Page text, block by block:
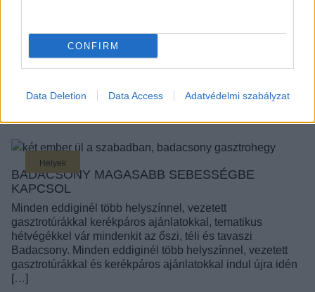
CONFIRM
Data Deletion Data Access Adatvédelmi szabályzat
hegyoldal, és összeállt az őszi Gasztrohegy elképesztően
színes erdei menüje. Lesz itt fácán, borókás
BŐVEBBEN
Helyek
BADACSONY MAGASABB SEBESSÉGBE
KAPCSOL
Minden eddiginél több helyszínnel, vezetett
gasztrotúrákkal kerékpáros ajánlatokkal, tematikus
hétvégékkel vár mindenkit az őszi, téli és tavaszi
Badacsony. Minden eddiginél több helyszínnel, vezetett
gasztrotúrákkal és kerékpáros ajánlatokkal indul újra idén
[…]